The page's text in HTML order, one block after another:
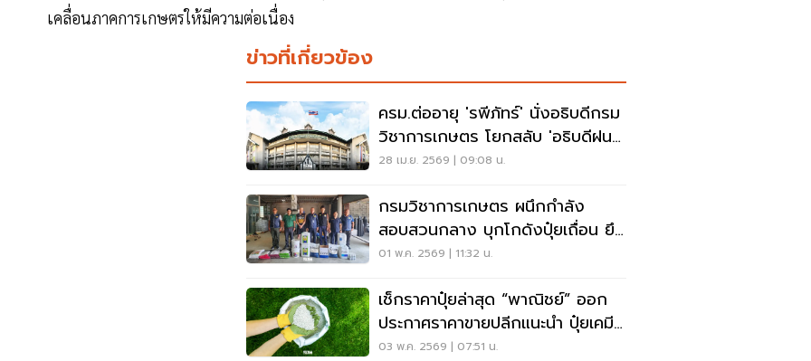
เคลื่อนภาคการเกษตรให้มีความต่อเนื่อง
ข่าวที่เกี่ยวข้อง
ครม.ต่ออายุ 'รพีภัทร์' นั่งอธิบดีกรม
วิชาการเกษตร โยกสลับ 'อธิบดีฝน
หลวง-ผู้ตรวจฯ'
28 เม.ย. 2569 | 09:08 น.
กรมวิชาการเกษตร ผนึกกำลัง
สอบสวนกลาง บุกโกดังปุ๋ยเถื่อน ยึด
ของกลาง 2.5 ล้าน
01 พ.ค. 2569 | 11:32 น.
เช็กราคาปุ๋ยล่าสุด “พาณิชย์” ออก
ประกาศราคาขายปลีกแนะนำ ปุ๋ยเคมี
ทั่วประเทศ
03 พ.ค. 2569 | 07:51 น.